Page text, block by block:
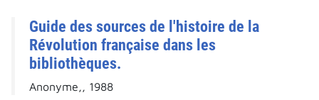
Guide des sources de l'histoire de la
Révolution française dans les
bibliothèques.
Anonyme,, 1988